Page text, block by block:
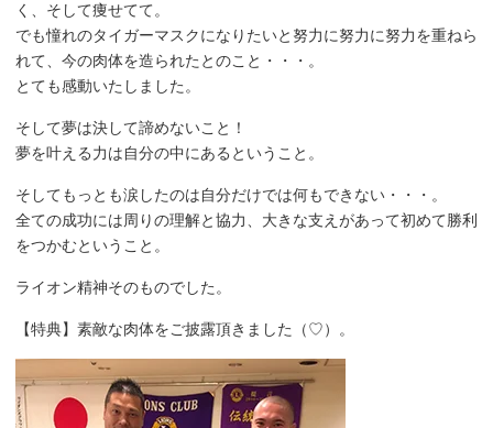
く、そして痩せてて。
でも憧れのタイガーマスクになりたいと努力に努力に努力を重ねら
れて、今の肉体を造られたとのこと・・・。
とても感動いたしました。
そして夢は決して諦めないこと！
夢を叶える力は自分の中にあるということ。
そしてもっとも涙したのは自分だけでは何もできない・・・。
全ての成功には周りの理解と協力、大きな支えがあって初めて勝利
をつかむということ。
ライオン精神そのものでした。
【特典】素敵な肉体をご披露頂きました（♡）。